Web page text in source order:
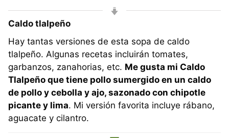
Caldo tlalpeño
Hay tantas versiones de esta sopa de caldo
tlalpeño. Algunas recetas incluirán tomates,
garbanzos, zanahorias, etc. Me gusta mi Caldo
Tlalpeño que tiene pollo sumergido en un caldo
de pollo y cebolla y ajo, sazonado con chipotle
picante y lima. Mi versión favorita incluye rábano,
aguacate y cilantro.